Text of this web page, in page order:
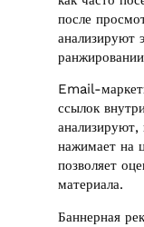
после
анализируют
Email-
ссылок
анализируют,
нажимает на
позволяет
материала.
Баннерная